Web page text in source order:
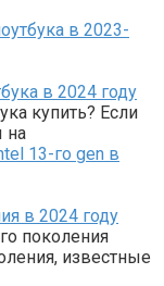
в 2024 году
купить? Если
на
в 2024 году
поколения
известные